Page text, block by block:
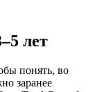
лет
понять, во
заранее